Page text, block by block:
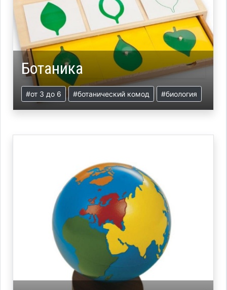
Ботаника
#от 3 до 6 #ботанический комод #биология